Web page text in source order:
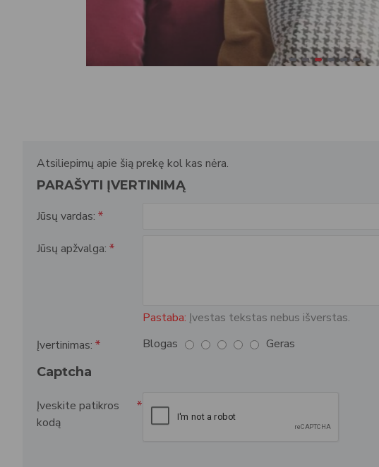
Atsiliepimų apie šią prekę kol kas nėra.
PARAŠYTI ĮVERTINIMĄ
Jūsų vardas:
Jūsų apžvalga:
Pastaba: Įvestas tekstas nebus išverstas.
Įvertinimas:
Blogas
Geras
Captcha
Įveskite patikros
kodą